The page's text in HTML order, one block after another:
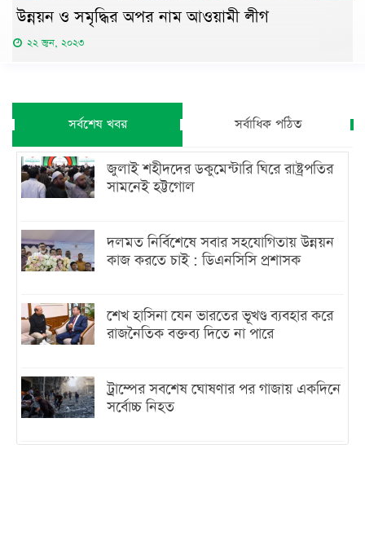
উন্নয়ন ও সমৃদ্ধির অপর নাম আওয়ামী লীগ
২২ জুন, ২০২৩
সর্বশেষ খবর সর্বাধিক পঠিত
জুলাই শহীদদের ডকুমেন্টারি ঘিরে রাষ্ট্রপতির
সামনেই হট্টগোল
দলমত নির্বিশেষে সবার সহযোগিতায় উন্নয়ন
কাজ করতে চাই : ডিএনসিসি প্রশাসক
শেখ হাসিনা যেন ভারতের ভূখণ্ড ব্যবহার করে
রাজনৈতিক বক্তব্য দিতে না পারে
ট্রাম্পের সবশেষ ঘোষণার পর গাজায় একদিনে
সর্বোচ্চ নিহত